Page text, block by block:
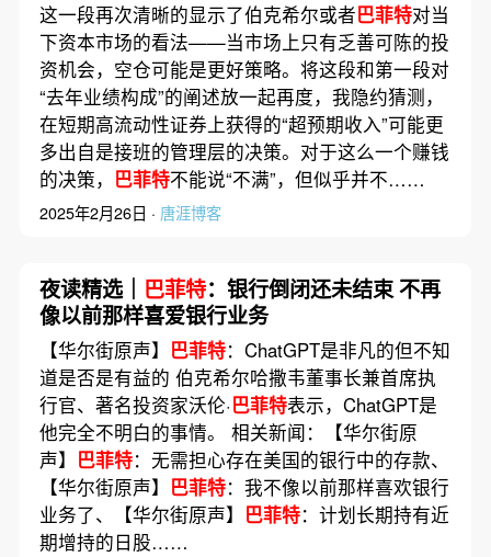
这一段再次清晰的显示了伯克希尔或者巴菲特对当
下资本市场的看法——当市场上只有乏善可陈的投
资机会，空仓可能是更好策略。将这段和第一段对
“去年业绩构成”的阐述放一起再度，我隐约猜测，
在短期高流动性证券上获得的“超预期收入”可能更
多出自是接班的管理层的决策。对于这么一个赚钱
的决策， 巴菲特不能说“不满”，但似乎并不……
2025年2月26日 · 唐涯博客
夜读精选｜ 巴菲特：银行倒闭还未结束 不再
像以前那样喜爱银行业务
【华尔街原声】 巴菲特：ChatGPT是非凡的但不知
道是否是有益的 伯克希尔哈撒韦董事长兼首席执
行官、著名投资家沃伦·巴菲特表示，ChatGPT是
他完全不明白的事情。 相关新闻：【华尔街原
声】 巴菲特：无需担心存在美国的银行中的存款、
【华尔街原声】 巴菲特：我不像以前那样喜欢银行
业务了、【华尔街原声】 巴菲特：计划长期持有近
期增持的日股……